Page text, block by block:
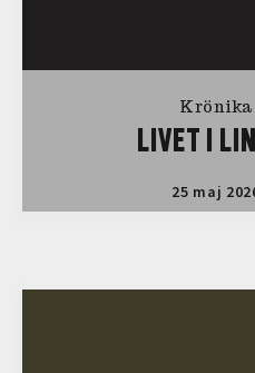
Krönika
LIVET I
25 maj